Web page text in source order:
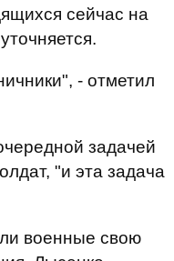
сейчас на
- отметил
задачей
"и эта задача
военные свою